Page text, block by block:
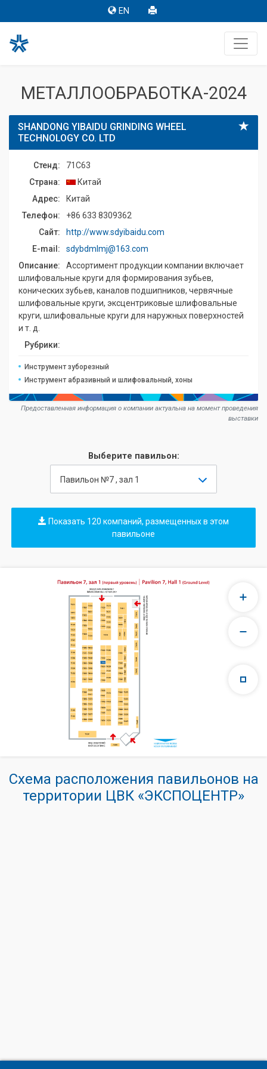
EN
МЕТАЛЛООБРАБОТКА-2024
SHANDONG YIBAIDU GRINDING WHEEL
TECHNOLOGY CO. LTD
Стенд:
71C63
Страна:
Китай
Адрес:
Китай
Телефон:
+86 633 8309362
Сайт:
http://www.sdyibaidu.com
E-mail:
sdybdmlmj@163.com
Описание:
Ассортимент продукции компании включает
шлифовальные круги для формирования зубьев,
конических зубьев, каналов подшипников, червячные
шлифовальные круги, эксцентриковые шлифовальные
круги, шлифовальные круги для наружных поверхностей
и т. д.
Рубрики:
Инструмент зуборезный
Инструмент абразивный и шлифовальный, хоны
Предоставленная информация о компании актуальна на момент проведения
выставки
Выберите павильон:
Павильон №7 , зал 1
Показать 120 компаний, размещенных в этом
павильоне
Схема расположения павильонов на
территории ЦВК «ЭКСПОЦЕНТР»